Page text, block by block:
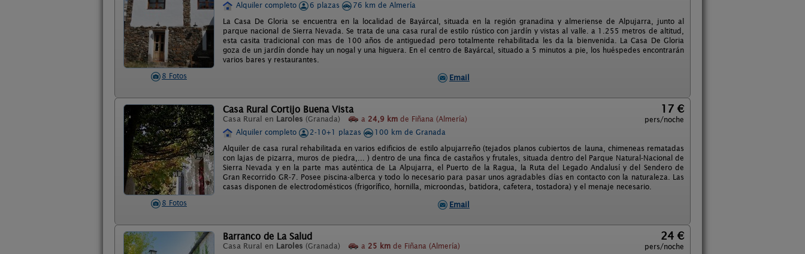
8 Fotos
Alquiler completo
6 plazas
76 km de Almería
La Casa De Gloria se encuentra en la localidad de Bayárcal, situada en la región granadina y almeriense de Alpujarra, junto al
parque nacional de Sierra Nevada. Se trata de una casa rural de estilo rústico con jardín y vistas al valle. a 1.255 metros de altitud,
esta casita tradicional con mas de 100 años de antiguedad pero totalmente rehabilitada les da la bienvenida. La Casa De Gloria
goza de un jardín donde hay un nogal y una higuera. En el centro de Bayárcal, situado a 5 minutos a pie, los huéspedes encontrarán
varios bares y restaurantes.
Email
8 Fotos
Casa Rural Cortijo Buena Vista
Casa Rural en Laroles (Granada) a 24,9 km de Fiñana (Almería)
17 €
pers/noche
Alquiler completo
2-10+1 plazas
100 km de Granada
Alquiler de casa rural rehabilitada en varios edificios de estilo alpujarreño (tejados planos cubiertos de launa, chimeneas rematadas
con lajas de pizarra, muros de piedra,... ) dentro de una finca de castaños y frutales, situada dentro del Parque Natural-Nacional de
Sierra Nevada y en la parte mas auténtica de La Alpujarra, el Puerto de la Ragua, la Ruta del Legado Andalusí y del Sendero de
Gran Recorrido GR-7. Posee piscina-alberca y todo lo necesario para pasar unos agradables días en contacto con la naturaleza. Las
casas disponen de electrodomésticos (frigorífico, hornilla, microondas, batidora, cafetera, tostadora) y el menaje necesario.
Email
Barranco de La Salud
Casa Rural en Laroles (Granada) a 25 km de Fiñana (Almería)
24 €
pers/noche